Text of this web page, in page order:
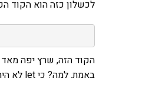
לכשלון כזה הוא הקוד
הקוד הזה, שרץ יפה מאד
באמת. למה? כי let לא היתה עם משמעות מיוחדת בג׳אווהסקריפט.